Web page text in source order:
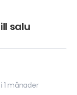
salu
1 månader